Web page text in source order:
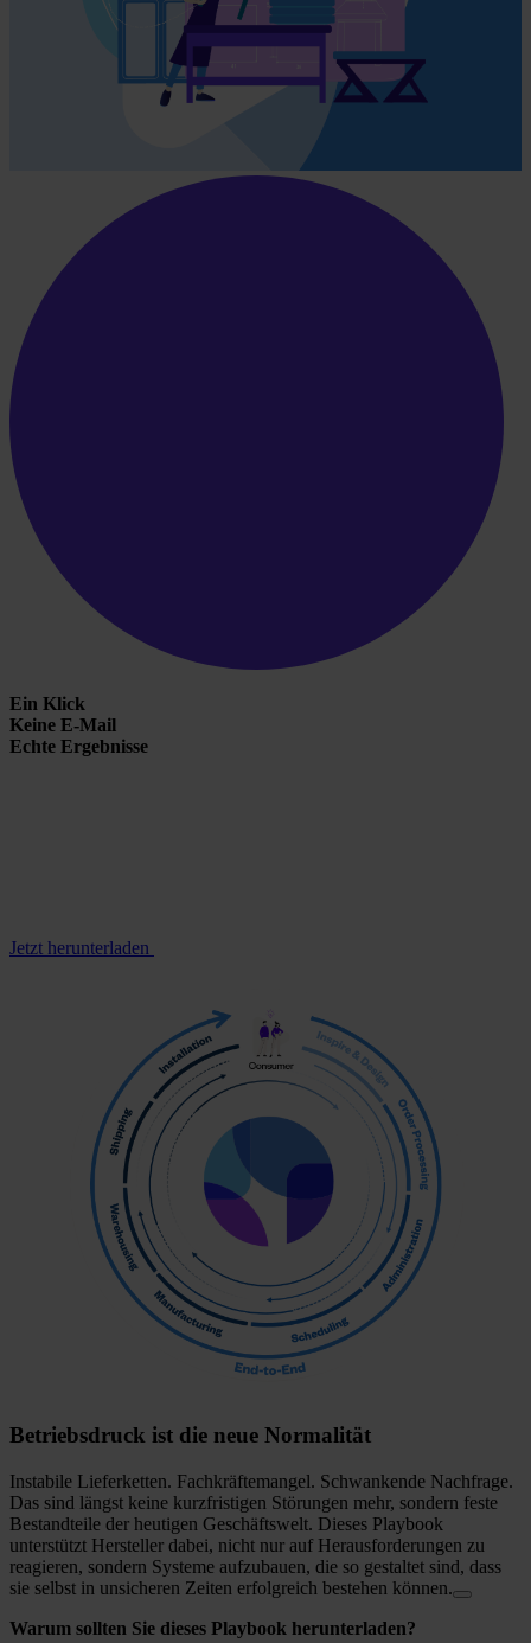
Ein Klick
Keine E-Mail
Echte Ergebnisse
Jetzt herunterladen
Betriebsdruck ist die neue Normalität
Instabile Lieferketten. Fachkräftemangel. Schwankende Nachfrage.
Das sind längst keine kurzfristigen Störungen mehr, sondern feste
Bestandteile der heutigen Geschäftswelt. Dieses Playbook
unterstützt Hersteller dabei, nicht nur auf Herausforderungen zu
reagieren, sondern Systeme aufzubauen, die so gestaltet sind, dass
sie selbst in unsicheren Zeiten erfolgreich bestehen können.
Warum sollten Sie dieses Playbook herunterladen?